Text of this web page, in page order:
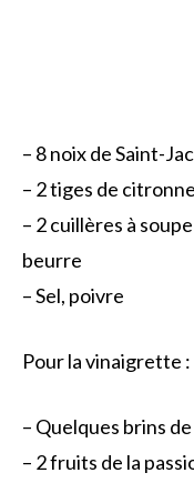
– 8 noix de Saint-
– 2 tiges de
– 2 cuillères à
beurre
– Sel, poivre
Pour la vinaigrette :
– Quelques brins
– 2 fruits de la